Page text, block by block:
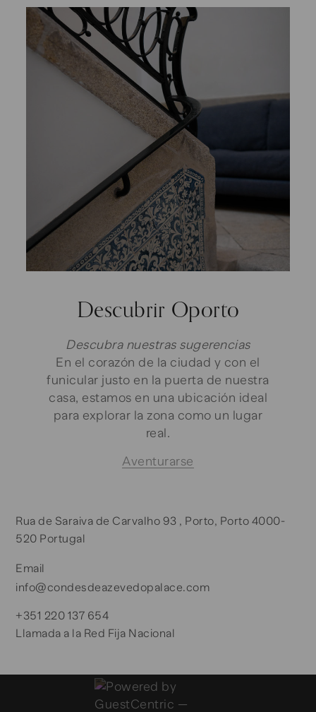
Descubrir Oporto
Descubra nuestras sugerencias
En el corazón de la ciudad y con el
funicular justo en la puerta de nuestra
casa, estamos en una ubicación ideal
para explorar la zona como un lugar
real.
Aventurarse
Rua de Saraiva de Carvalho 93 , Porto, Porto 4000-
520 Portugal
Email
info@condesdeazevedopalace.com
+351 220 137 654
Llamada a la Red Fija Nacional